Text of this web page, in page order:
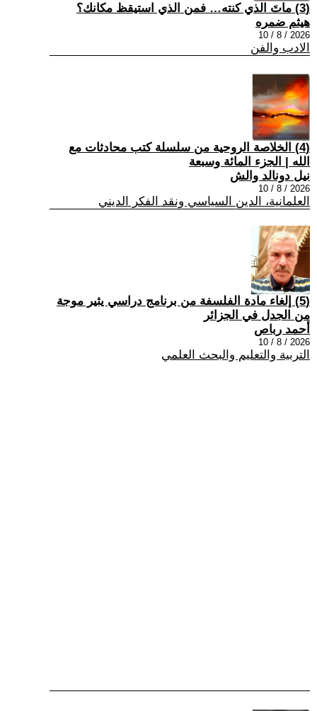
(3) ماتَ الذي كنته… فمن الذي استيقظ مكانك؟
هيثم ضمره
2026 / 8 / 10
الادب والفن
(4) الخلاصة الروحية من سلسلة كتب محادثات مع
الله | الجزء المائة وسبعة
نيل دونالد والش
2026 / 8 / 10
العلمانية، الدين السياسي ونقد الفكر الديني
(5) إلغاء مادة الفلسفة من برنامج دراسي يثير موجة
من الجدل في الجزائر
أحمد رباص
2026 / 8 / 10
التربية والتعليم والبحث العلمي